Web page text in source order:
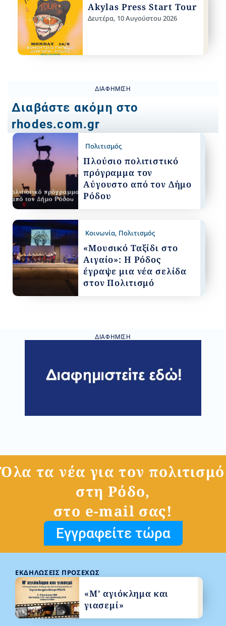
Akylas Press Start Tour
Δευτέρα, 10 Αυγούστου 2026
ΔΙΑΦΉΜΙΣΗ
Διαβάστε ακόμη στο
rhodes.com.gr
Πολιτισμός
Πλούσιο πολιτιστικό
πρόγραμμα τον
Αύγουστο από τον Δήμο
Ρόδου
Κοινωνία, Πολιτισμός
«Μουσικό Ταξίδι στο
Αιγαίο»: Η Ρόδος
έγραψε μια νέα σελίδα
στον Πολιτισμό
ΔΙΑΦΉΜΙΣΗ
Όλα τα νέα για τον πολιτισμό
στη Ρόδο,
στο e-mail σας!
Εγγραφείτε τώρα
ΕΚΔΗΛΏΣΕΙΣ ΠΡΟΣΕΧΏΣ
«Μ’ αγιόκλημα και
γιασεμί»